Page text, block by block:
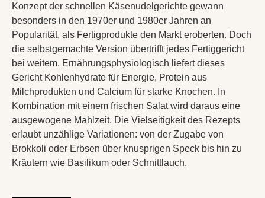
Konzept der schnellen Käsenudelgerichte gewann
besonders in den 1970er und 1980er Jahren an
Popularität, als Fertigprodukte den Markt eroberten. Doch
die selbstgemachte Version übertrifft jedes Fertiggericht
bei weitem. Ernährungsphysiologisch liefert dieses
Gericht Kohlenhydrate für Energie, Protein aus
Milchprodukten und Calcium für starke Knochen. In
Kombination mit einem frischen Salat wird daraus eine
ausgewogene Mahlzeit. Die Vielseitigkeit des Rezepts
erlaubt unzählige Variationen: von der Zugabe von
Brokkoli oder Erbsen über knusprigen Speck bis hin zu
Kräutern wie Basilikum oder Schnittlauch.